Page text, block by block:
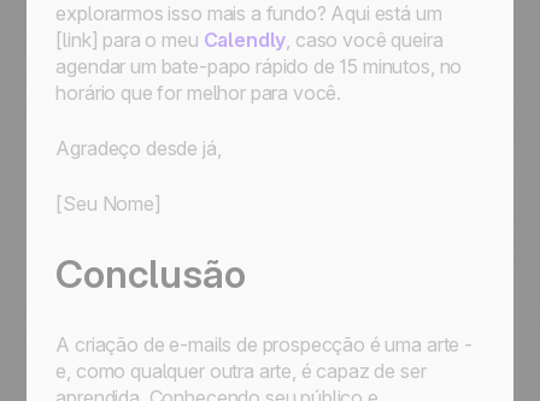
explorarmos isso mais a fundo? Aqui está um
[link] para o meu Calendly, caso você queira
agendar um bate-papo rápido de 15 minutos, no
horário que for melhor para você.
Agradeço desde já,
[Seu Nome]
Conclusão
A criação de e-mails de prospecção é uma arte -
e, como qualquer outra arte, é capaz de ser